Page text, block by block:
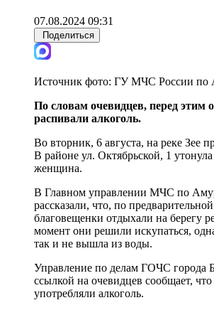
07.08.2024 09:31
Поделиться
Источник фото: ГУ МЧС России по
По словам очевидцев, перед этим
распивали алкоголь.
Во вторник, 6 августа, на реке Зее
В районе ул. Октябрьской, 1 утонула
женщина.
В Главном управлении МЧС по
рассказали, что, по
благовещенки отдыхали на берегу
момент они решили искупаться,
так и не вышла из воды.
Управление по делам ГОЧС города
ссылкой на очевидцев сообщает,
употребляли алкоголь.